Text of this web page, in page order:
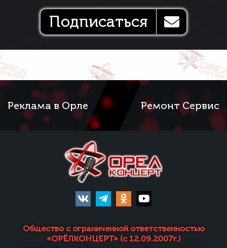
Подписаться
Реклама в Орле Ремонт Сервис
Общество с ограниченной ответственностью
«ОРЁЛКОНЦЕРТ» (с 12.09.2007г.)